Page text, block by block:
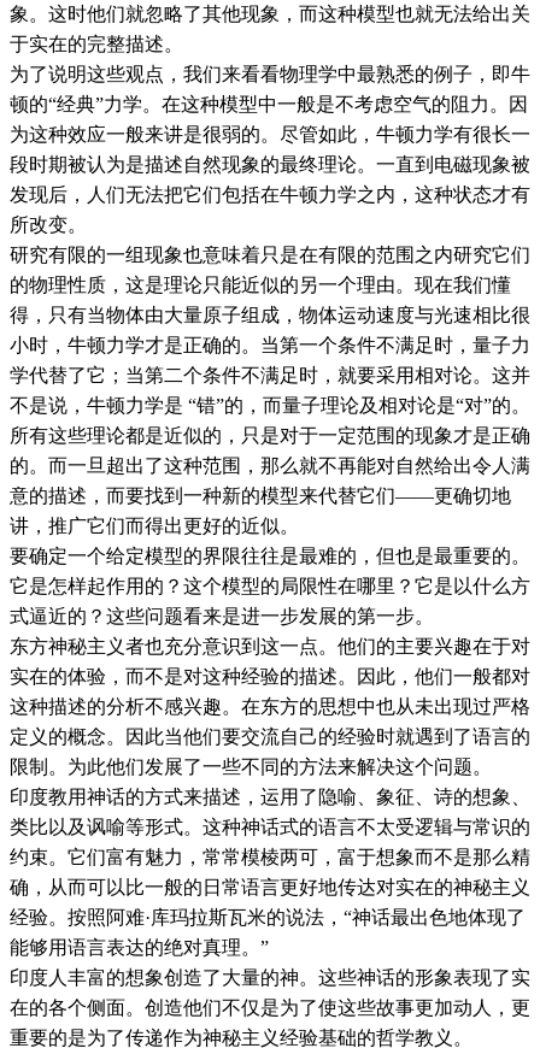
象。这时他们就忽略了其他现象，而这种模型也就无法给出关
于实在的完整描述。
为了说明这些观点，我们来看看物理学中最熟悉的例子，即牛
顿的“经典”力学。在这种模型中一般是不考虑空气的阻力。因
为这种效应一般来讲是很弱的。尽管如此，牛顿力学有很长一
段时期被认为是描述自然现象的最终理论。一直到电磁现象被
发现后，人们无法把它们包括在牛顿力学之内，这种状态才有
所改变。
研究有限的一组现象也意味着只是在有限的范围之内研究它们
的物理性质，这是理论只能近似的另一个理由。现在我们懂
得，只有当物体由大量原子组成，物体运动速度与光速相比很
小时，牛顿力学才是正确的。当第一个条件不满足时，量子力
学代替了它；当第二个条件不满足时，就要采用相对论。这并
不是说，牛顿力学是 “错”的，而量子理论及相对论是“对”的。
所有这些理论都是近似的，只是对于一定范围的现象才是正确
的。而一旦超出了这种范围，那么就不再能对自然给出令人满
意的描述，而要找到一种新的模型来代替它们——更确切地
讲，推广它们而得出更好的近似。
要确定一个给定模型的界限往往是最难的，但也是最重要的。
它是怎样起作用的？这个模型的局限性在哪里？它是以什么方
式逼近的？这些问题看来是进一步发展的第一步。
东方神秘主义者也充分意识到这一点。他们的主要兴趣在于对
实在的体验，而不是对这种经验的描述。因此，他们一般都对
这种描述的分析不感兴趣。在东方的思想中也从未出现过严格
定义的概念。因此当他们要交流自己的经验时就遇到了语言的
限制。为此他们发展了一些不同的方法来解决这个问题。
印度教用神话的方式来描述，运用了隐喻、象征、诗的想象、
类比以及讽喻等形式。这种神话式的语言不太受逻辑与常识的
约束。它们富有魅力，常常模棱两可，富于想象而不是那么精
确，从而可以比一般的日常语言更好地传达对实在的神秘主义
经验。按照阿难·库玛拉斯瓦米的说法，“神话最出色地体现了
能够用语言表达的绝对真理。”
印度人丰富的想象创造了大量的神。这些神话的形象表现了实
在的各个侧面。创造他们不仅是为了使这些故事更加动人，更
重要的是为了传递作为神秘主义经验基础的哲学教义。